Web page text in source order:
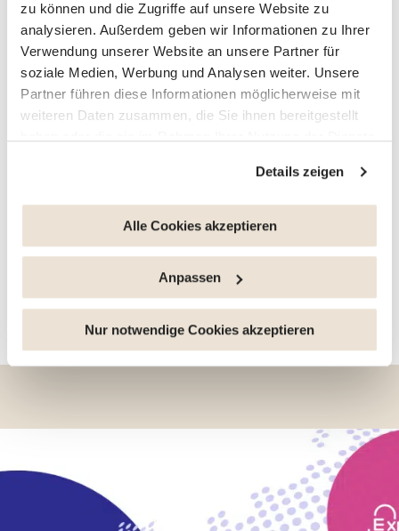
zu können und die Zugriffe auf unsere Website zu
analysieren. Außerdem geben wir Informationen zu Ihrer
Verwendung unserer Website an unsere Partner für
soziale Medien, Werbung und Analysen weiter. Unsere
Partner führen diese Informationen möglicherweise mit
weiteren Daten zusammen, die Sie ihnen bereitgestellt
Sie haben die Möglichkeit, Ihre Zustimmung jederzeit zu
widerrufen, indem Sie auf den Link "Cookie-Verwaltung"
für das ordnungsgemäße Funktionieren der Website
unbedingt erforderlich. Bitte beachten Sie, dass bei der
Deaktivierung von hier verwendeten Cookies einige
Funktionen oder Teile dieser Website möglicherweise
nicht mehr normal zugänglich sind. Andere werden
Entscheidungen erinnern. Das Publikum zu messen,
indem wir die Anzahl der Besucher verfolgen und
verstehen, wie Sie auf unsere Website gelangen.
Personalisierte Angebote und Dienstleistungen
bereitstellen und deren Leistung verfolgen. Informationen
Details zeigen
Alle Cookies akzeptieren
Anpassen
Nur notwendige Cookies akzeptieren
wohlbefinden
Erfahren Sie mehr über unseren
Coaching-Service für mentale
Gesundheit
Alleinstehende, Paare und Familien, die ihre Heimat
lieben oder einfach nur um Abenteuer zu erleben, sind
sich einig, dass ein Leben im Ausland sowohl
aufregend als auch herausfordernd sein…
Diesen Artikel teilen